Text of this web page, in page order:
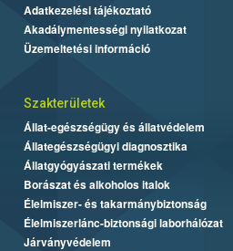
Adatkezelési tájékoztató
Akadálymentességi nyilatkozat
Üzemeltetési információ
Szakterületek
Állat-egészségügy és állatvédelem
Állategészségügyi diagnosztika
Állatgyógyászati termékek
Borászat és alkoholos italok
Élelmiszer- és takarmánybiztonság
Élelmiszerlánc-biztonsági laborhálózat
Járványvédelem